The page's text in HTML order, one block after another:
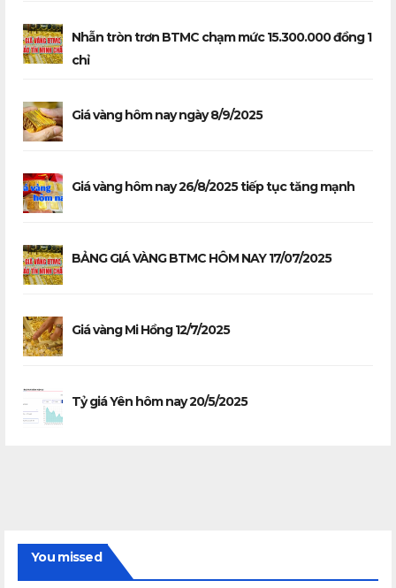
Nhẫn tròn trơn BTMC chạm mức 15.300.000 đồng 1
chỉ
Giá vàng hôm nay ngày 8/9/2025
Giá vàng hôm nay 26/8/2025 tiếp tục tăng mạnh
BẢNG GIÁ VÀNG BTMC HÔM NAY 17/07/2025
Giá vàng Mi Hồng 12/7/2025
Tỷ giá Yên hôm nay 20/5/2025
You missed